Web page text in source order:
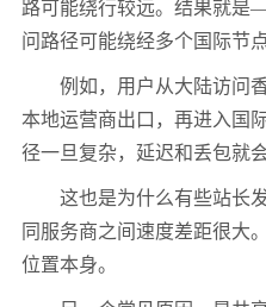
路可能绕行较远。结果就
问路径可能绕经多个国际节点
例如，用户从大陆访问香
本地运营商出口，再进入国
径一旦复杂，延迟和丢包就
这也是为什么有些站长发
同服务商之间速度差距很大
位置本身。